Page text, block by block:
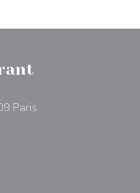
Paris((abre numa nova